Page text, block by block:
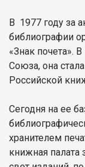
В 1977 году за
библиографии
«Знак почета».
Союза, она
Российской
Сегодня на ее
хранителем
книжная палата